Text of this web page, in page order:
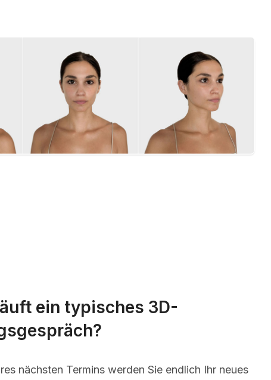
ein typisches 3D-
nächsten Termins werden Sie endlich Ihr neues